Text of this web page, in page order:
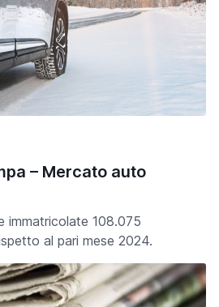
– Mercato auto
immatricolate 108.075
al pari mese 2024.